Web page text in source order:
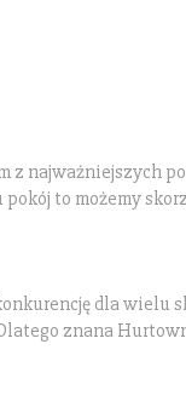
najważniejszych
to możemy
dla wielu
znana